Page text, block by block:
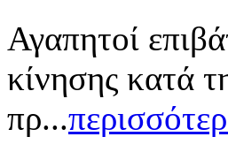
Αγαπητοί
κίνησης κατά
πρ...